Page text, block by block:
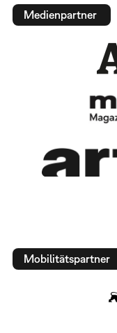
Medienpartner
Mobilitätspartner